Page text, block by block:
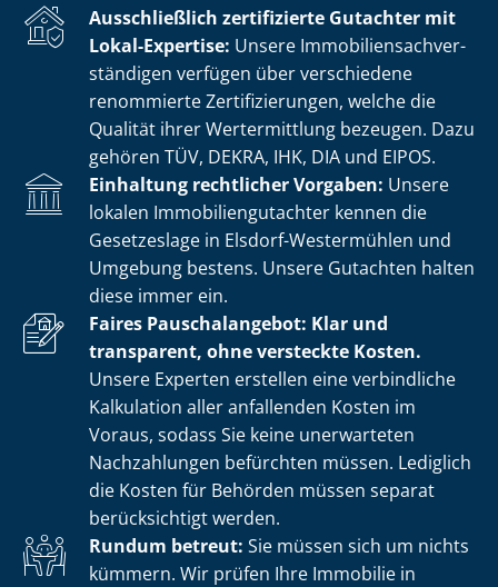
Ausschließlich zertifizierte Gutachter mit
Lokal-Expertise: Unsere Im­mo­bi­li­en­sach­ver­
stän­di­gen verfügen über verschiedene
renommierte Zer­ti­fi­zie­run­gen, welche die
Qualität ihrer Wertermittlung bezeugen. Dazu
gehören TÜV, DEKRA, IHK, DIA und EIPOS.
Einhaltung rechtlicher Vorgaben: Unsere
lokalen Im­mo­bi­li­en­gut­ach­ter kennen die
Gesetzeslage in Elsdorf-Westermühlen und
Umgebung bestens. Unsere Gutachten halten
diese immer ein.
Faires Pauschalangebot: Klar und
transparent, ohne versteckte Kosten.
Unsere Experten erstellen eine verbindliche
Kalkulation aller anfallenden Kosten im
Voraus, sodass Sie keine unerwarteten
Nachzahlungen befürchten müssen. Lediglich
die Kosten für Behörden müssen separat
berücksichtigt werden.
Rundum betreut: Sie müssen sich um nichts
kümmern. Wir prüfen Ihre Immobilie in